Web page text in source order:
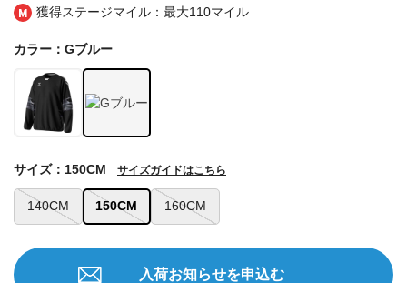
獲得ステージマイル：最大110マイル
カラー：Gブルー
140CM 150CM 160CM
サイズ：150CM サイズガイドはこちら
入荷お知らせを申込む